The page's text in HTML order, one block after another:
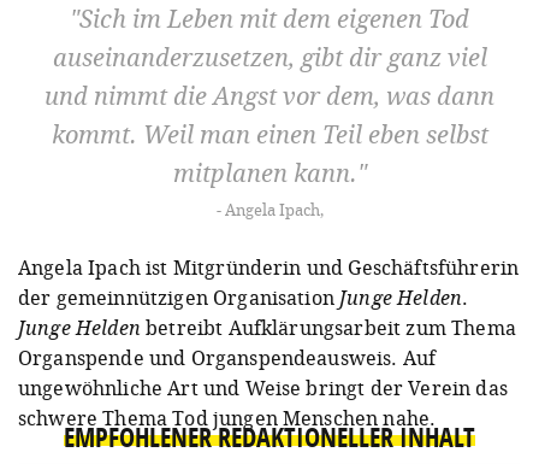
Sich im Leben mit dem eigenen Tod
auseinanderzusetzen, gibt dir ganz viel
und nimmt die Angst vor dem, was dann
kommt. Weil man einen Teil eben selbst
mitplanen kann.
Angela Ipach,
Angela Ipach ist Mitgründerin und Geschäftsführerin
der gemeinnützigen OrganisationJunge Helden.
Junge Helden betreibt Aufklärungsarbeit zum Thema
Organspende und Organspendeausweis. Auf
ungewöhnliche Art und Weise bringt der Verein das
schwere Thema Tod jungen Menschen nahe.
EMPFOHLENER REDAKTIONELLER INHALT